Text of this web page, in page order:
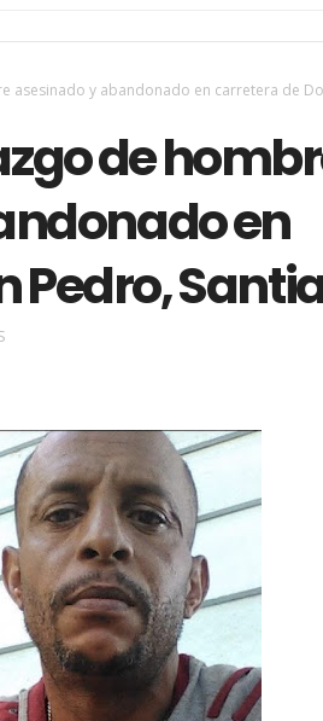
asesinado y abandonado en carretera de
de
en
Pedro,